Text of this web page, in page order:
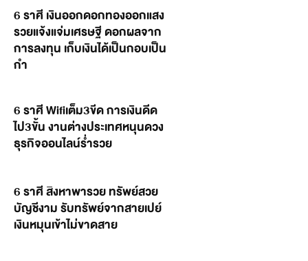
6 ราศี เงินออกดอกทองออกแสง
รวยแจ้งแจ่มเศรษฐี ดอกผลจาก
การลงทุน เก็บเงินได้เป็นกอบเป็น
กำ
6 ราศี Wifiเต็ม3ขีด การเงินดีด
ไป3ขั้น งานต่างประเทศหนุนดวง
ธุรกิจออนไลน์ร่ำรวย
6 ราศี สิงหาพารวย ทรัพย์สวย
บัญชีงาม รับทรัพย์จากสายเปย์
เงินหมุนเข้าไม่ขาดสาย